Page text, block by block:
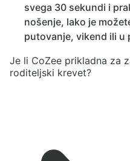
svega 30 sekundi i
nošenje, lako je
putovanje, vikend ili u
Je li CoZee prikladna za
roditeljski krevet?